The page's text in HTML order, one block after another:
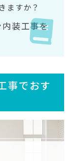
ますか？
装工事を
事でおす